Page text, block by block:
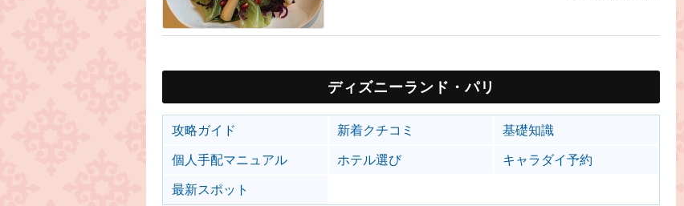
ディズニーランド・パリ
攻略ガイド 新着クチコミ
基礎知識
個人手配マニュアル
ホテル選び
キャラダイ予約
最新スポット